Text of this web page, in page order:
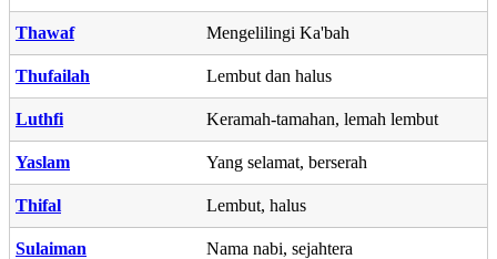
Thawaf Mengelilingi Ka'bah
Thufailah Lembut dan halus
Luthfi Keramah-tamahan, lemah lembut
Yaslam Yang selamat, berserah
Thifal Lembut, halus
Sulaiman Nama nabi, sejahtera